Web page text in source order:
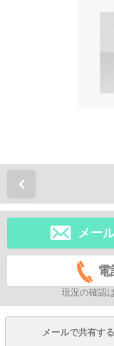
メー
現況の確認
メールで共有する